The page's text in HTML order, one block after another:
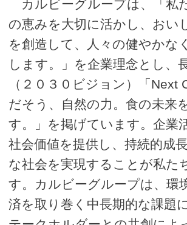
カルビーグループは、「私
の恵みを大切に活かし、おい
を創造して、人々の健やかな
します。」を企業理念とし、
（２０３０ビジョン）「Next
だそう、自然の力。食の未来
す。」を掲げています。企業
社会価値を提供し、持続的成
な社会を実現することが私た
す。カルビーグループは、環
済を取り巻く中長期的な課題